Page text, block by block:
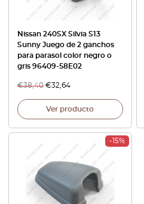
Nissan 240SX Silvia S13
Sunny Juego de 2 ganchos
para parasol color negro o
gris 96409-58E02
€38,40 €32,64
Ver producto
-15%